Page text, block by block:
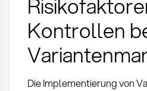
Kontrollen
Die Implementierung von